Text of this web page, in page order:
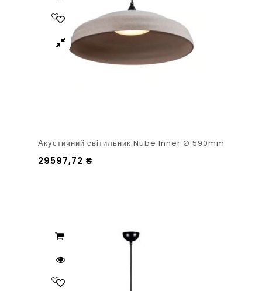
Акустичний світильник Nube Inner Ø 590mm
29597,72 ₴